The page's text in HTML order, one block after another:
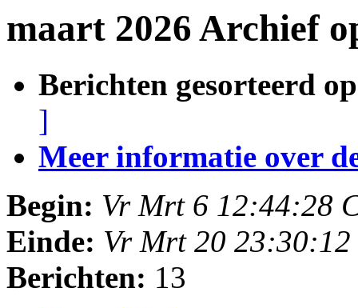
maart 2026 Archief
Berichten gesorteerd
]
Meer informatie over
Begin: Vr Mrt 6 12:44:28
Einde: Vr Mrt 20 23:30:12
Berichten: 13